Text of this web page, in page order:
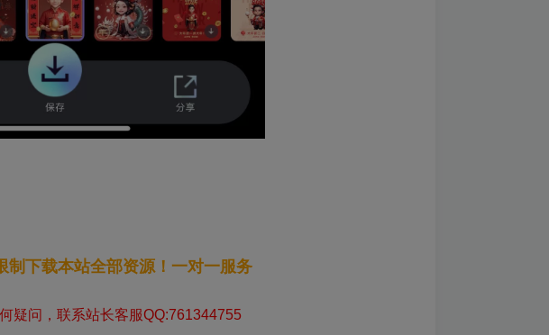
制下载本站全部资源！一对一服务
疑问，联系站长客服QQ:761344755